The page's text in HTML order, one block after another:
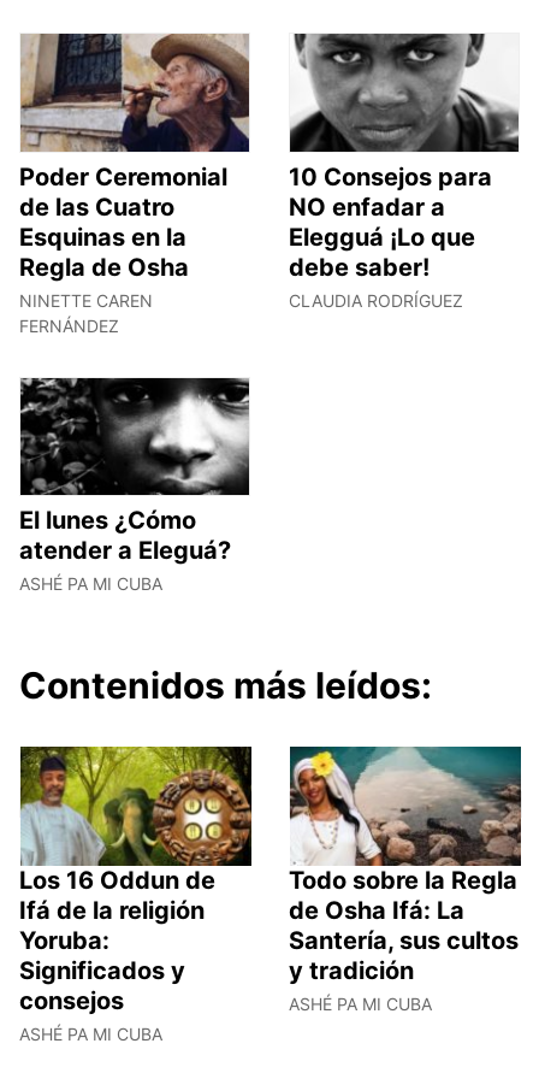
Poder Ceremonial
de las Cuatro
Esquinas en la
Regla de Osha
NINETTE CAREN
FERNÁNDEZ
10 Consejos para
NO enfadar a
Elegguá ¡Lo que
debe saber!
CLAUDIA RODRÍGUEZ
El lunes ¿Cómo
atender a Eleguá?
ASHÉ PA MI CUBA
Contenidos más leídos:
Los 16 Oddun de
Ifá de la religión
Yoruba:
Significados y
consejos
ASHÉ PA MI CUBA
Todo sobre la Regla
de Osha Ifá: La
Santería, sus cultos
y tradición
ASHÉ PA MI CUBA